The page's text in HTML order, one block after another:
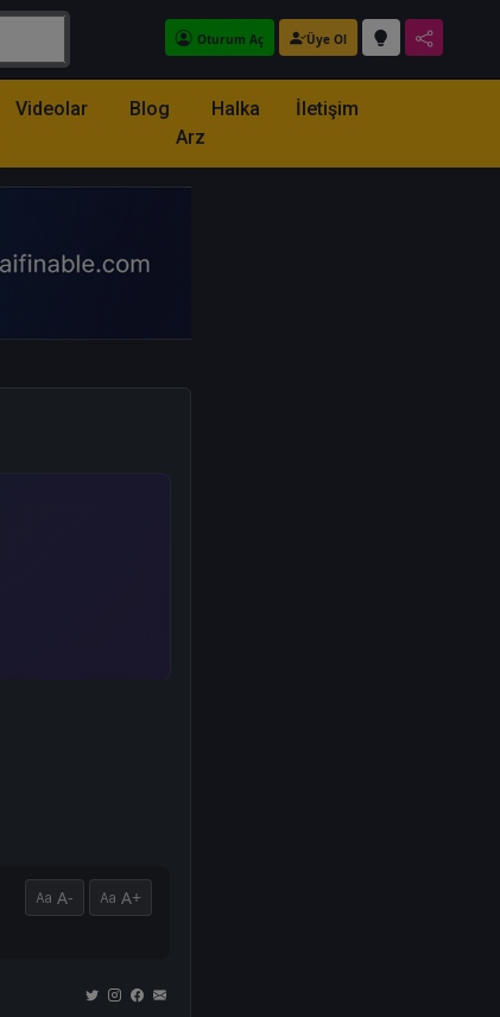
Oturum Aç Üye Ol
Videolar Blog
Halka
Arz
İletişim
A- A+